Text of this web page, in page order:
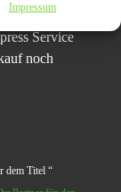
Impressum
ohne TÜV
Service
noch
dem Titel “